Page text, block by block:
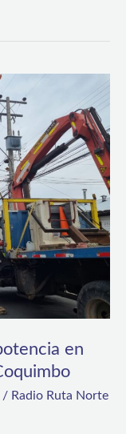
en
/ Radio Ruta Norte